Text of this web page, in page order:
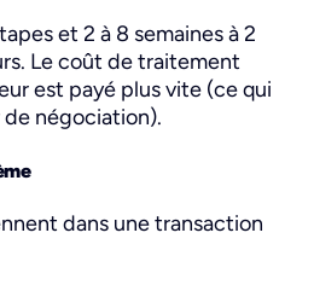
et 2 à 8 semaines à 2
Le coût de traitement
est payé plus vite (ce qui
négociation).
dans une transaction